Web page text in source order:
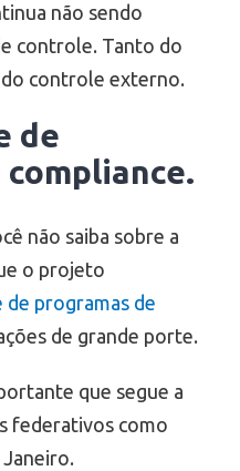
não sendo
controle. Tanto do
controle externo.
de
não saiba sobre a
o projeto
de programas de
de grande porte.
que segue a
federativos como